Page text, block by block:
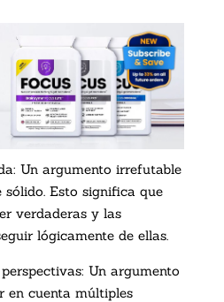
Un argumento irrefutable
sólido. Esto significa que
verdaderas y las
lógicamente de ellas.
Un argumento
en cuenta múltiples